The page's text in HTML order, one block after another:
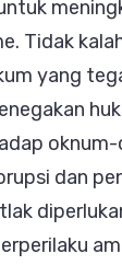
Tidak
yang
dan